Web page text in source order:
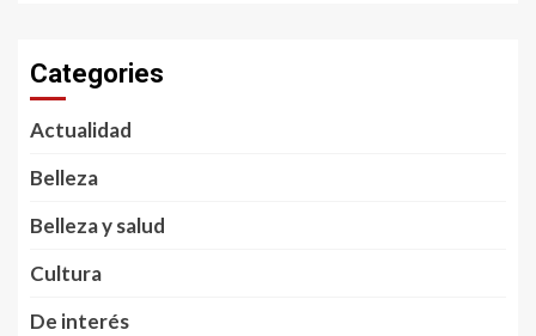
Categories
Actualidad
Belleza
Belleza y salud
Cultura
De interés